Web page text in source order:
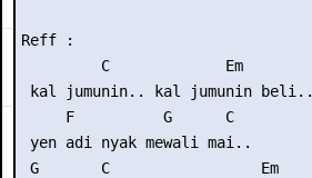
Reff :
         C             Em
kal jumunin.. kal jumunin beli..
     F          G      C
yen adi nyak mewali mai..
G       C                 Em